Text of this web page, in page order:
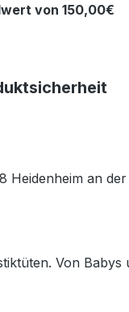
von 150,00€
Heidenheim an
Von Babys